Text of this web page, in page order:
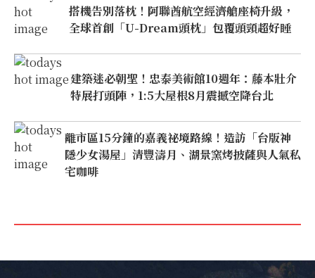
搭機告別落枕！阿聯酋航空經濟艙座椅升級，
全球首創「U-Dream頭枕」包覆頭頸超好睡
建築迷必朝聖！忠泰美術館10週年：藤本壯介
特展打頭陣，1:5大屋根8月震撼空降台北
離市區15分鐘的嘉義祕境路線！造訪「台版神
隱少女湯屋」清豐濤月、湖景窯烤披薩與人氣私
宅咖啡